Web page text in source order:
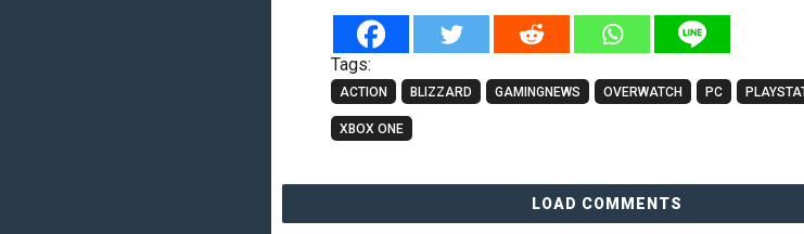
Tags:
ACTION BLIZZARD GAMINGNEWS OVERWATCH PC
XBOX ONE
LOAD COMMENTS